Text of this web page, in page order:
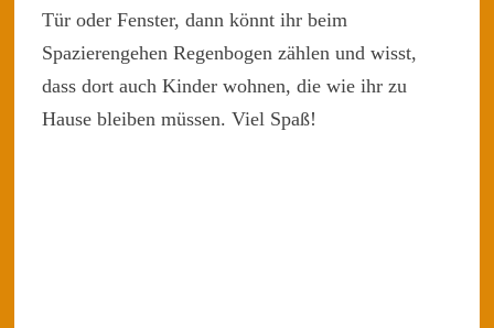
Tür oder Fenster, dann könnt ihr beim
Spazierengehen Regenbogen zählen und wisst,
dass dort auch Kinder wohnen, die wie ihr zu
Hause bleiben müssen. Viel Spaß!